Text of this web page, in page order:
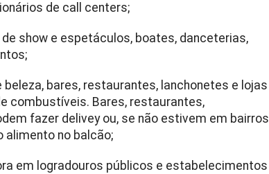
de call centers;
show e espetáculos, boates, danceterias,
bares, restaurantes, lanchonetes e lojas
combustíveis. Bares, restaurantes,
fazer delivey ou, se não estivem em bairros
no balcão;
em logradouros públicos e estabelecimentos